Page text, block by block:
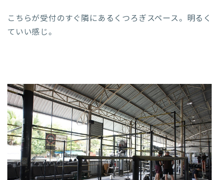
こちらが受付のすぐ隣にあるくつろぎスペース。明るく
ていい感じ。